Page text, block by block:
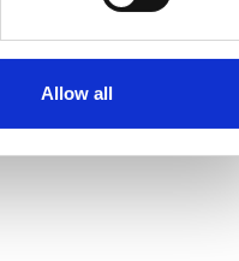
Allow all